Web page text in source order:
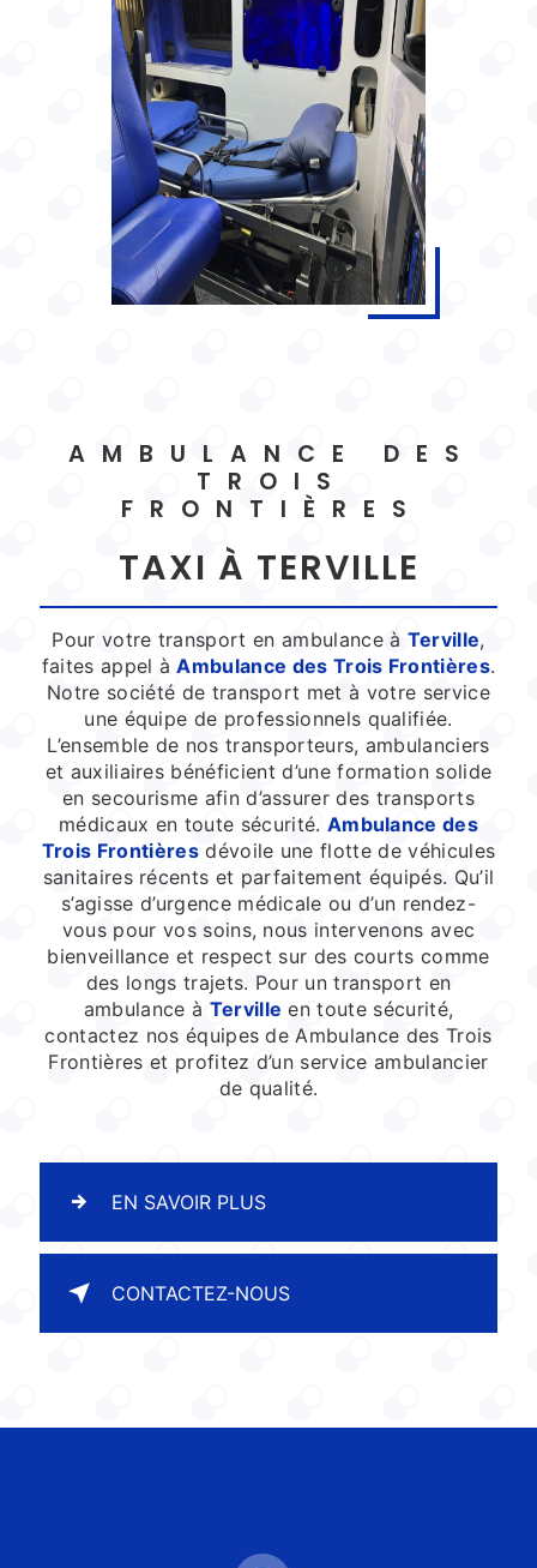
AMBULANCE DES
TROIS
FRONTIÈRES
TAXI À TERVILLE
Pour votre transport en ambulance à Terville,
faites appel àAmbulance des Trois Frontières.
Notre société de transport met à votre service
une équipe de professionnels qualifiée.
L’ensemble de nos transporteurs, ambulanciers
et auxiliaires bénéficient d’une formation solide
en secourisme afin d’assurer des transports
médicaux en toute sécurité. Ambulance des
Trois Frontièresdévoile une flotte de véhicules
sanitaires récents et parfaitement équipés. Qu’il
s’agisse d’urgence médicale ou d’un rendez-
vous pour vos soins, nous intervenons avec
bienveillance et respect sur des courts comme
des longs trajets. Pour un transport en
ambulance à Terville en toute sécurité,
contactez nos équipes de Ambulance des Trois
Frontières et profitez d’un service ambulancier
de qualité.
EN SAVOIR PLUS
CONTACTEZ-NOUS